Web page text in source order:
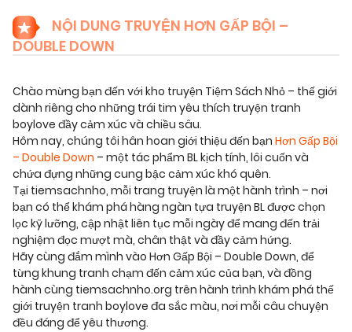
NỘI DUNG TRUYỆN HƠN GẤP BỘI –
DOUBLE DOWN
Chào mừng bạn đến với kho truyện Tiệm Sách Nhỏ – thế giới
dành riêng cho những trái tim yêu thích truyện tranh
boylove đầy cảm xúc và chiều sâu.
Hôm nay, chúng tôi hân hoan giới thiệu đến bạn Hơn Gấp Bội
– Double Down – một tác phẩm BL kịch tính, lôi cuốn và
chứa đựng những cung bậc cảm xúc khó quên.
Tại tiemsachnho, mỗi trang truyện là một hành trình – nơi
bạn có thể khám phá hàng ngàn tựa truyện BL được chọn
lọc kỹ lưỡng, cập nhật liên tục mỗi ngày để mang đến trải
nghiệm đọc mượt mà, chân thật và đầy cảm hứng.
Hãy cùng đắm mình vào Hơn Gấp Bội – Double Down, để
từng khung tranh chạm đến cảm xúc của bạn, và đồng
hành cùng tiemsachnho.org trên hành trình khám phá thế
giới truyện tranh boylove đa sắc màu, nơi mỗi câu chuyện
đều đáng để yêu thương.